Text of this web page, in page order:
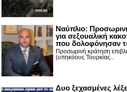
Ναύπλιο:
για σεξουαλική
που δολοφόνησαν
Προσωρινή κράτηση
(υπηκόους Τουρκίας...
Δυο ξεχασμένες